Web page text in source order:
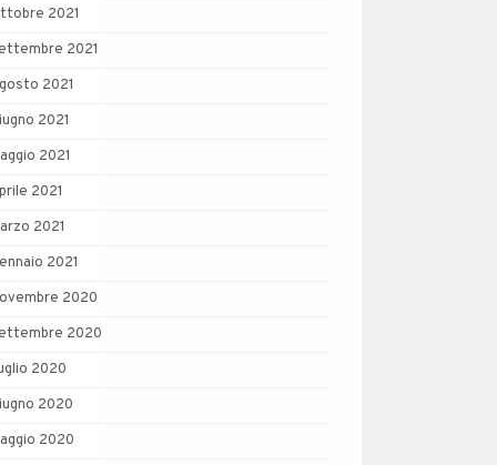
2021
2021
2021
2021
2021
2021
2021
2021
2020
2020
2020
2020
2020